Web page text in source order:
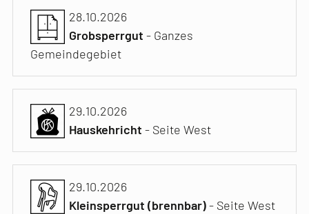
28.10.2026
Grobsperrgut - Ganzes
Gemeindegebiet
29.10.2026
Hauskehricht- Seite West
29.10.2026
Kleinsperrgut (brennbar)- Seite West